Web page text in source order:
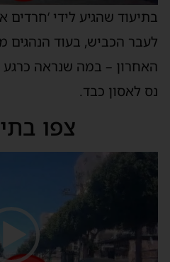
בתיעוד שהגיע לידי ‘חרדים
לעבר הכביש, בעוד הנהגים
האחרון – במה שנראה
נס לאסון כבד.
צפו